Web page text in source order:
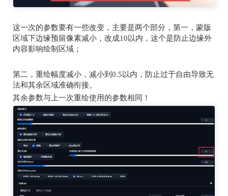
这一次的参数要有一些改变，主要是两个部分，第一，蒙版
区域下边缘预留像素减小，改成10以内，这个是防止边缘外
内容影响绘制区域；
第二，重绘幅度减小，减小到 0.5以内，防止过于自由导致无
法和其余区域准确衔接。
其余参数与上一次重绘使用的参数相同！